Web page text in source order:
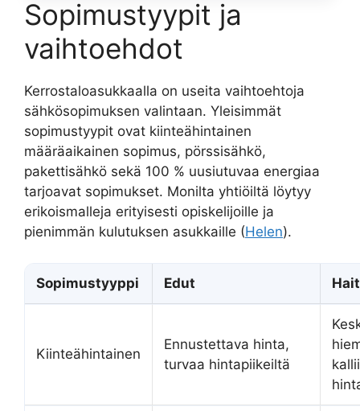
Sopimustyypit ja
vaihtoehdot
Kerrostaloasukkaalla on useita vaihtoehtoja
sähkösopimuksen valintaan. Yleisimmät
sopimustyypit ovat kiinteähintainen
määräaikainen sopimus, pörssisähkö,
pakettisähkö sekä 100 % uusiutuvaa energiaa
tarjoavat sopimukset. Monilta yhtiöiltä löytyy
erikoismalleja erityisesti opiskelijoille ja
pienimmän kulutuksen asukkaille (Helen).
Sopimustyyppi Edut
Kiinteähintainen
Ennustettava hinta,
turvaa hintapiikeiltä